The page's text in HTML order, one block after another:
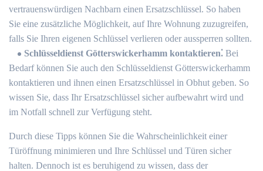
vertrauenswürdigen Nachbarn einen Ersatzschlüssel.​ So haben
Sie eine zusätzliche Möglichkeit, auf Ihre Wohnung zuzugreifen,
falls Sie Ihren eigenen Schlüssel verlieren oder aussperren sollten.
Schlüsseldienst Götterswickerhamm kontaktieren⁚ Bei
Bedarf können Sie auch den Schlüsseldienst Götterswickerhamm
kontaktieren und ihnen einen Ersatzschlüssel in Obhut geben. So
wissen Sie, dass Ihr Ersatzschlüssel sicher aufbewahrt wird und
im Notfall schnell zur Verfügung steht.​
Durch diese Tipps können Sie die Wahrscheinlichkeit einer
Türöffnung minimieren und Ihre Schlüssel und Türen sicher
halten.​ Dennoch ist es beruhigend zu wissen, dass der